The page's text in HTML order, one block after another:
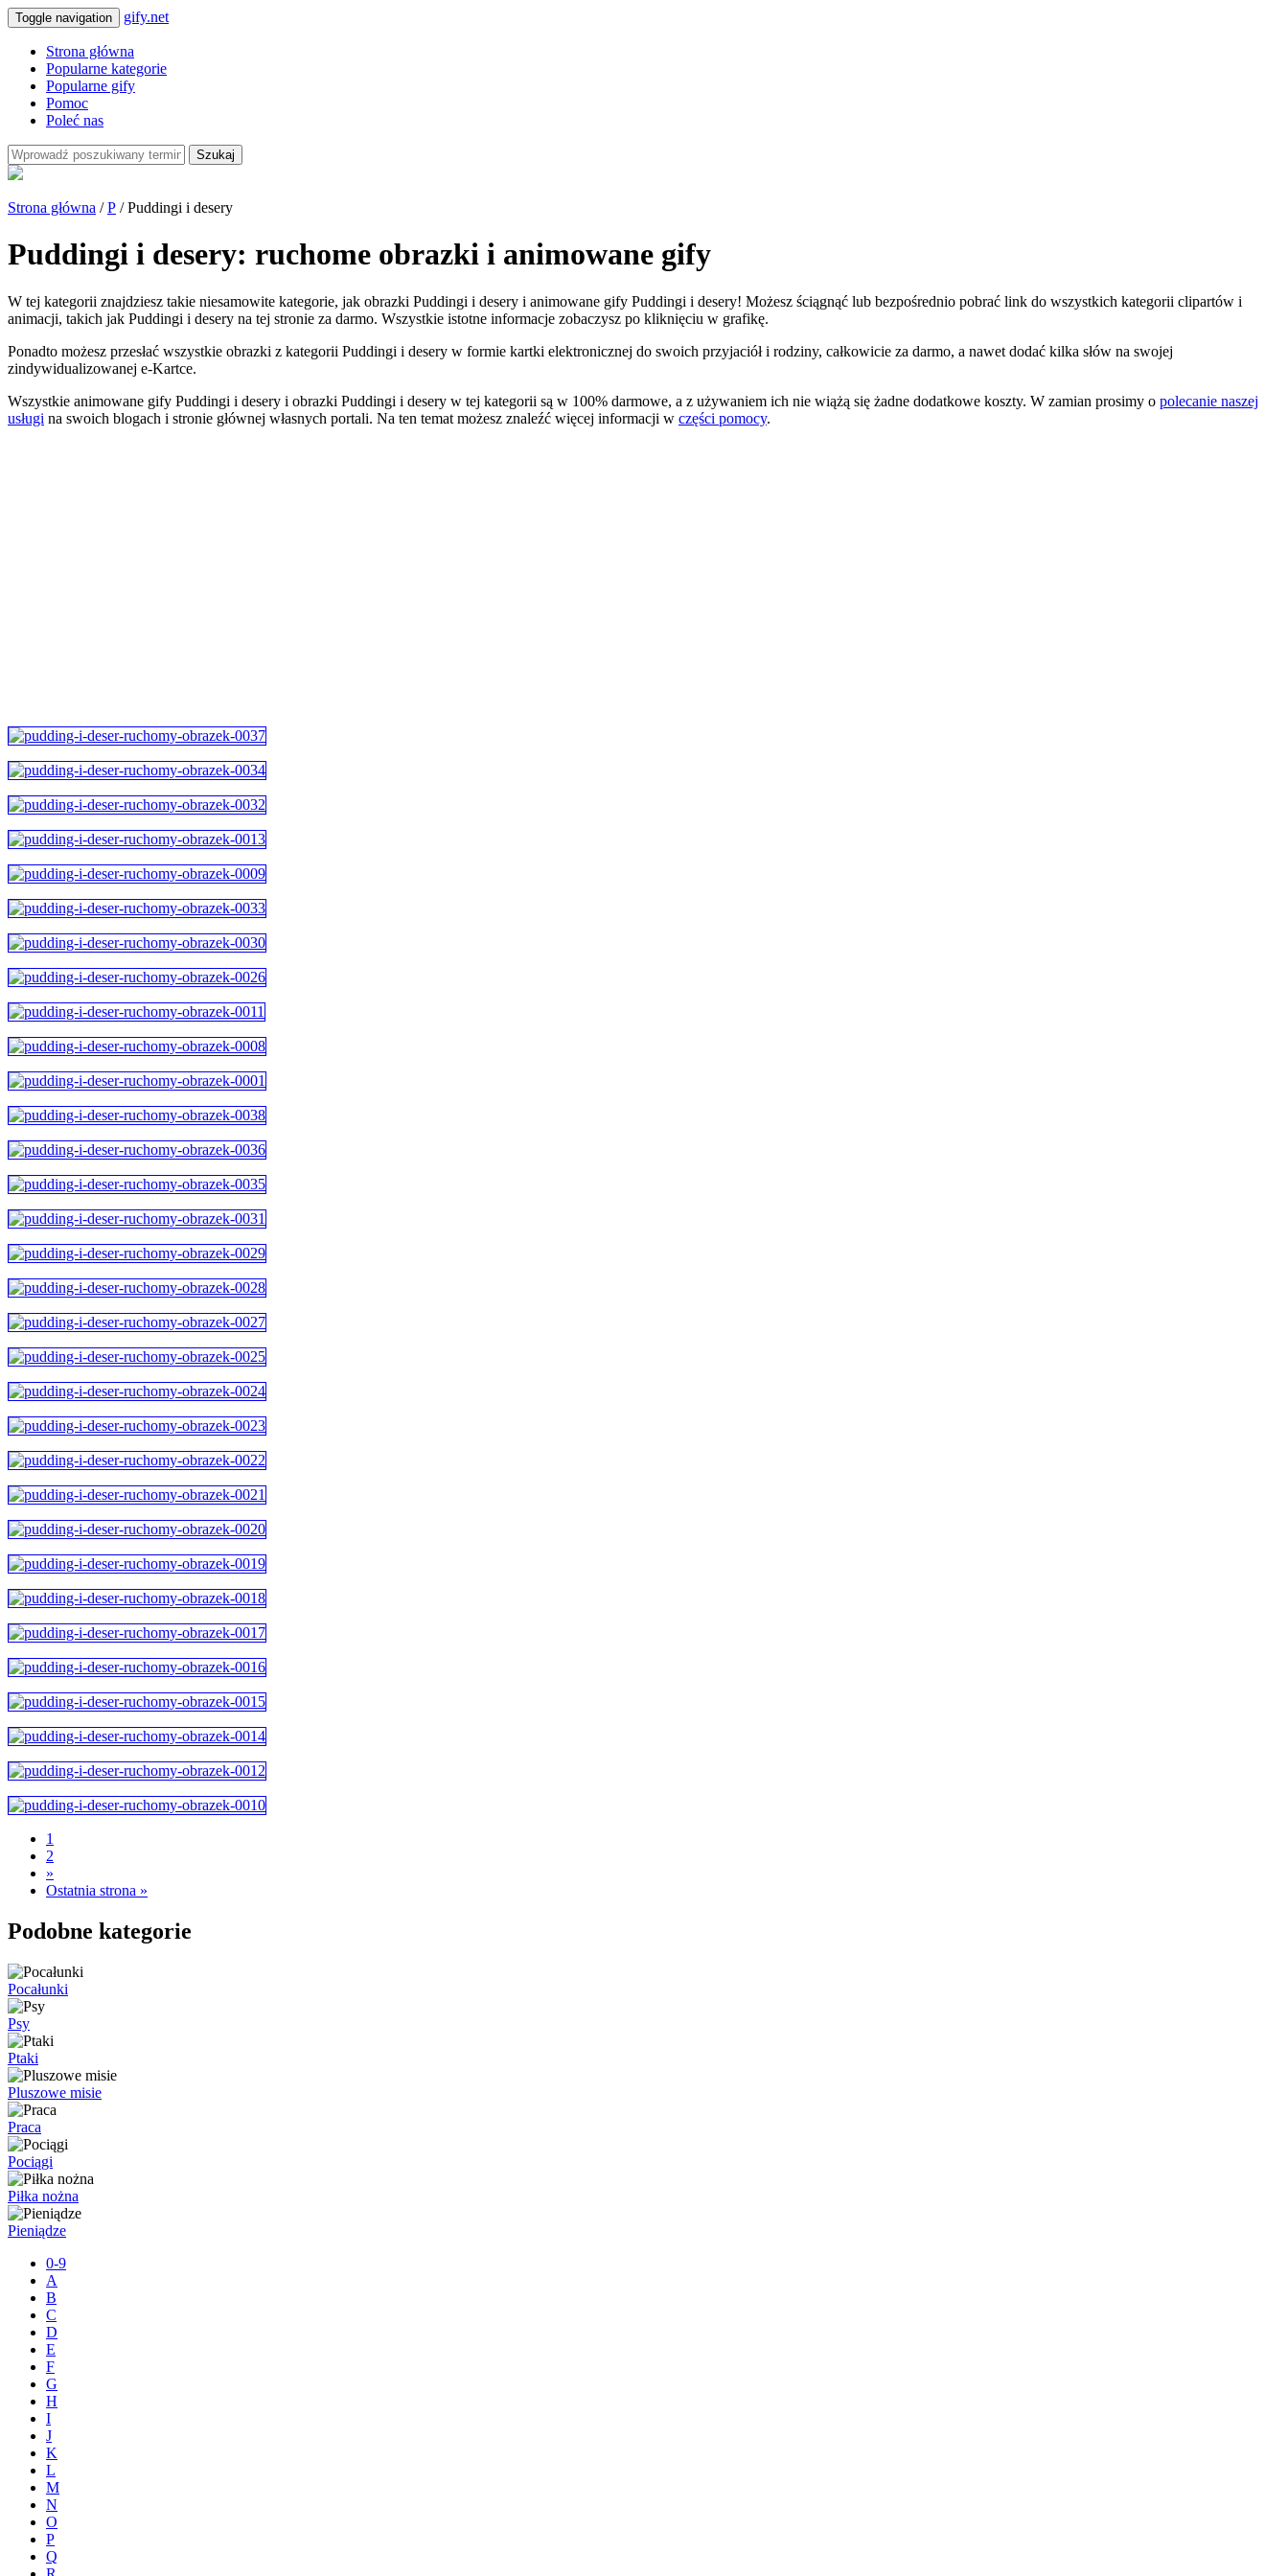
Toggle navigation gify.net
Strona główna
Popularne kategorie
Popularne gify
Pomoc
Poleć nas
Szukaj
Strona główna /P / Puddingi i desery
Puddingi i desery: ruchome obrazki i animowane gify
W tej kategorii znajdziesz takie niesamowite kategorie, jak obrazki Puddingi i desery i animowane gify Puddingi i desery! Możesz ściągnąć lub bezpośrednio pobrać link do wszystkich kategorii clipartów i
animacji, takich jak Puddingi i desery na tej stronie za darmo. Wszystkie istotne informacje zobaczysz po kliknięciu w grafikę.
Ponadto możesz przesłać wszystkie obrazki z kategorii Puddingi i desery w formie kartki elektronicznej do swoich przyjaciół i rodziny, całkowicie za darmo, a nawet dodać kilka słów na swojej
zindywidualizowanej e-Kartce.
Wszystkie animowane gify Puddingi i desery i obrazki Puddingi i desery w tej kategorii są w 100% darmowe, a z używaniem ich nie wiążą się żadne dodatkowe koszty. W zamian prosimy o polecanie naszej
usługi na swoich blogach i stronie głównej własnych portali. Na ten temat możesz znaleźć więcej informacji w części pomocy.
1
2
»
Ostatnia strona »
Podobne kategorie
Pocałunki
Psy
Ptaki
Pluszowe misie
Praca
Pociągi
Piłka nożna
Pieniądze
0-9
A
B
C
D
E
F
G
H
I
J
K
L
M
N
O
P
Q